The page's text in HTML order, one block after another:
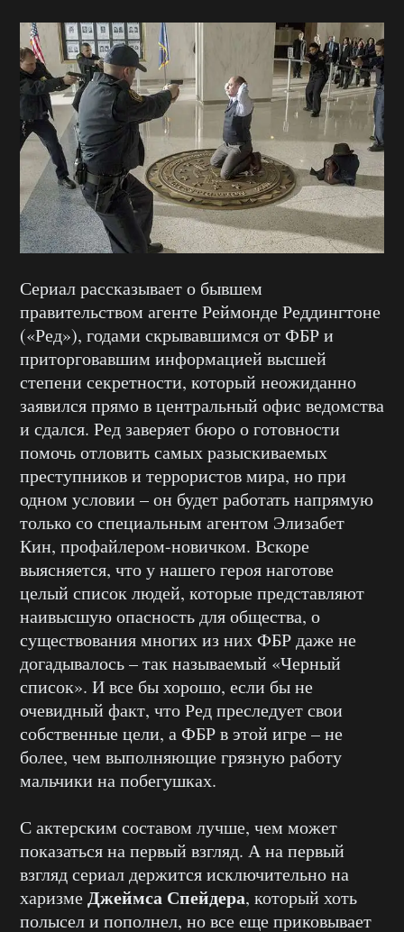
Сериал рассказывает о бывшем
правительством агенте Реймонде Реддингтоне
(«Ред»), годами скрывавшимся от ФБР и
приторговавшим информацией высшей
степени секретности, который неожиданно
заявился прямо в центральный офис ведомства
и сдался. Ред заверяет бюро о готовности
помочь отловить самых разыскиваемых
преступников и террористов мира, но при
одном условии – он будет работать напрямую
только со специальным агентом Элизабет
Кин, профайлером-новичком. Вскоре
выясняется, что у нашего героя наготове
целый список людей, которые представляют
наивысшую опасность для общества, о
существования многих из них ФБР даже не
догадывалось – так называемый «Черный
список». И все бы хорошо, если бы не
очевидный факт, что Ред преследует свои
собственные цели, а ФБР в этой игре – не
более, чем выполняющие грязную работу
мальчики на побегушках.
С актерским составом лучше, чем может
показаться на первый взгляд. А на первый
взгляд сериал держится исключительно на
харизмеДжеймса Спейдера, который хоть
полысел и пополнел, но все еще приковывает